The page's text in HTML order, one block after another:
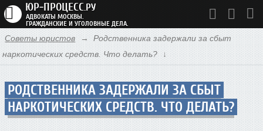
ЮР-ПРОЦЕСС.РУ
АДВОКАТЫ МОСКВЫ.
ГРАЖДАНСКИЕ И УГОЛОВНЫЕ ДЕЛА.
УСЛУГИ АДВОКАТА
АДВОКАТЫ
СУДЕБНАЯ ПРАКТИКА
ЦЕНЫ
Советы юристов
Родственника задержали за сбыт
наркотических средств. Что делать?
РОДСТВЕННИКА ЗАДЕРЖАЛИ ЗА СБЫТ
НАРКОТИЧЕСКИХ СРЕДСТВ. ЧТО ДЕЛАТЬ?
Введите ваш запрос для начала поиска.